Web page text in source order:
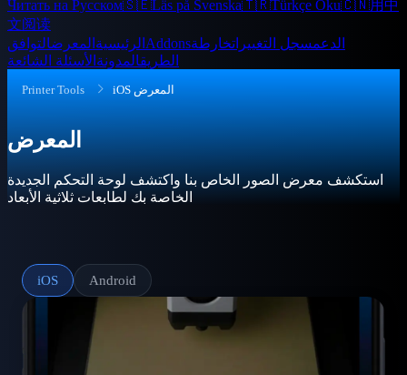
Читать на Русском🇸🇪Läs på Svenska🇹🇷Türkçe Oku🇨🇳用中
文阅读
الرئيسية المعرضالتوافق Addons الدعمسجل التغييراتخارطة
الطريقالمدونة الأسئلة الشائعة
Printer Tools iOS المعرض
المعرض
استكشف معرض الصور الخاص بنا واكتشف لوحة التحكم الجديدة
الخاصة بك لطابعات ثلاثية الأبعاد
iOS Android